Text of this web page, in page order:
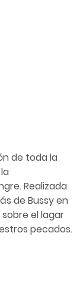
de toda la
Realizada
de Bussy en
el lagar
pecados.